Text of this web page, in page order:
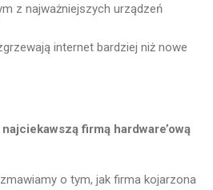
z najważniejszych urządzeń
internet bardziej niż nowe
firmą hardware’ową
o tym, jak firma kojarzona